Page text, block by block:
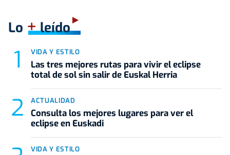
Lo +leído
VIDA Y ESTILO
Las tres mejores rutas para vivir el eclipse
total de sol sin salir de Euskal Herria
ACTUALIDAD
Consulta los mejores lugares para ver el
eclipse en Euskadi
VIDA Y ESTILO